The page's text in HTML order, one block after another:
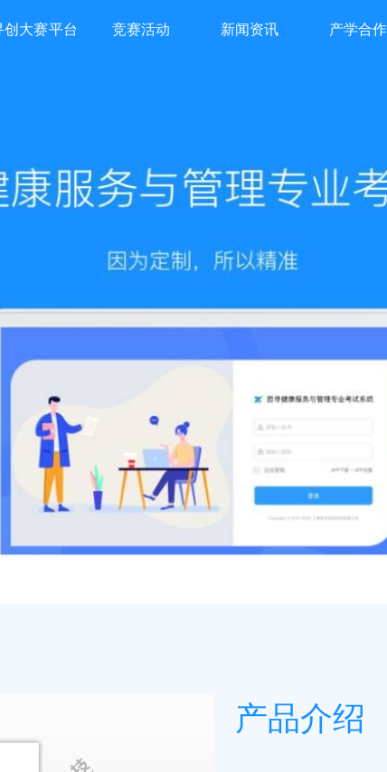
创大赛平台
竞赛活动
新闻资讯
产学合作
产品介绍